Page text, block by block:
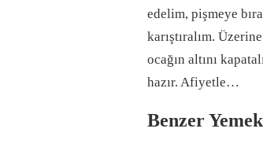
edelim, pişmeye
karıştıralım.
ocağın altını
hazır. Afiyetle…
Benzer